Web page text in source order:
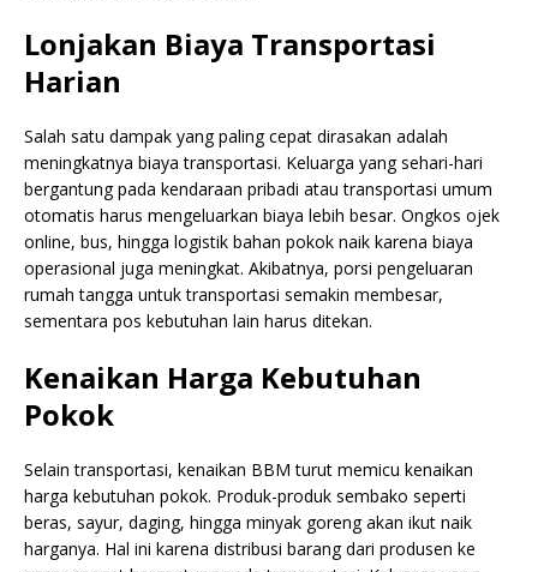
Lonjakan Biaya Transportasi
Harian
Salah satu dampak yang paling cepat dirasakan adalah
meningkatnya biaya transportasi. Keluarga yang sehari-hari
bergantung pada kendaraan pribadi atau transportasi umum
otomatis harus mengeluarkan biaya lebih besar. Ongkos ojek
online, bus, hingga logistik bahan pokok naik karena biaya
operasional juga meningkat. Akibatnya, porsi pengeluaran
rumah tangga untuk transportasi semakin membesar,
sementara pos kebutuhan lain harus ditekan.
Kenaikan Harga Kebutuhan
Pokok
Selain transportasi, kenaikan BBM turut memicu kenaikan
harga kebutuhan pokok. Produk-produk sembako seperti
beras, sayur, daging, hingga minyak goreng akan ikut naik
harganya. Hal ini karena distribusi barang dari produsen ke